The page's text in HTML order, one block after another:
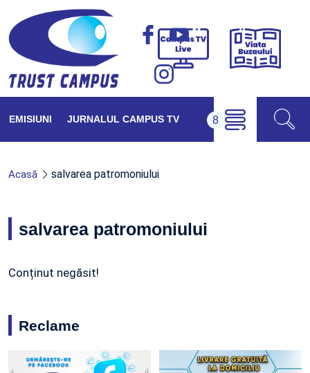
Campus
Viața
EMISIUNI JURNALUL CAMPUS TV
Acasă salvarea patromoniului
salvarea patromoniului
Conținut negăsit!
Reclame